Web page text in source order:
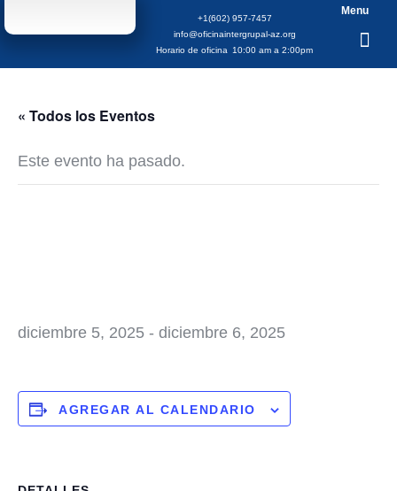
+1(602) 957-7457
info@oficinaintergrupal-az.org
Horario de oficina
10:00 am a 2:00pm
Menu
« Todos los Eventos
Este evento ha pasado.
diciembre 5, 2025 - diciembre 6, 2025
AGREGAR AL CALENDARIO